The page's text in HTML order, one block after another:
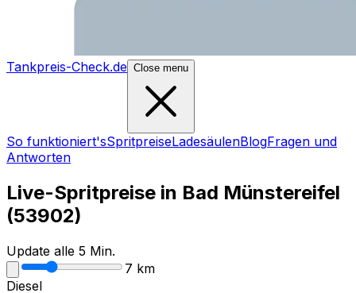
Tankpreis-Check.de Close menu
So funktioniert'sSpritpreiseLadesäulenBlogFragen und
Antworten
Live-Spritpreise in Bad Münstereifel
(53902)
Update alle 5 Min.
7 km
Diesel